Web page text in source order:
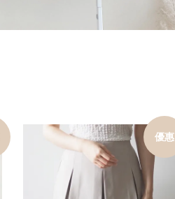
優惠
加入購物車